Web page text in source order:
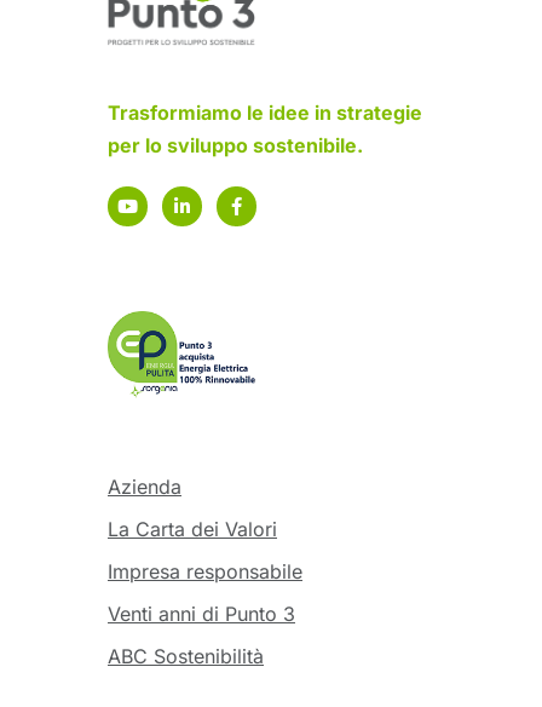
Trasformiamo le idee in strategie
per lo sviluppo sostenibile.
Azienda
La Carta dei Valori
Impresa responsabile
Venti anni di Punto 3
ABC Sostenibilità